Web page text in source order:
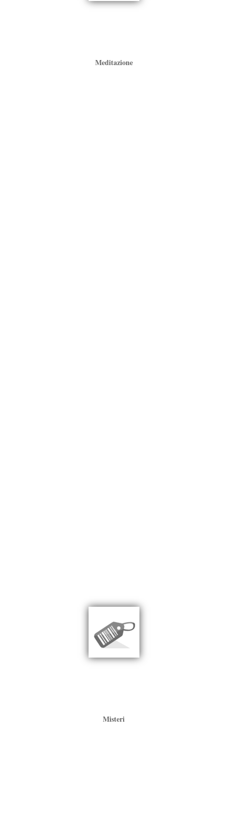
Meditazione
Misteri